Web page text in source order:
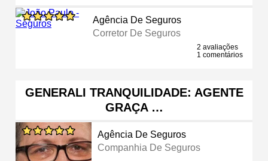
Agência De Seguros
Corretor De Seguros
2 avaliações
1 comentários
GENERALI TRANQUILIDADE: AGENTE
GRAÇA …
Agência De Seguros
Companhia De Seguros